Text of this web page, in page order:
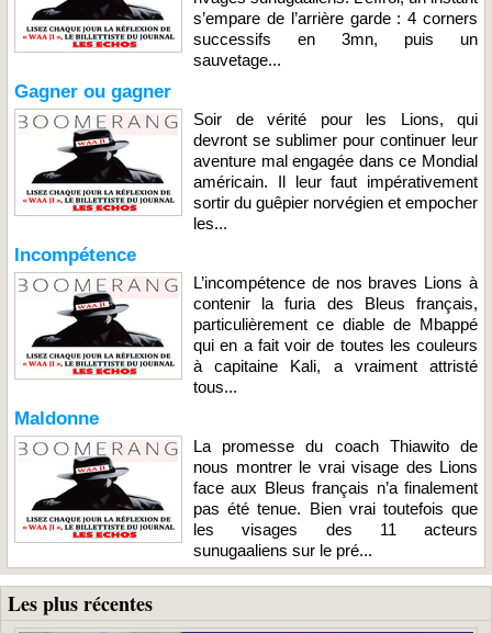
s’empare de l’arrière garde : 4 corners
successifs en 3mn, puis un
sauvetage...
Gagner ou gagner
Soir de vérité pour les Lions, qui
devront se sublimer pour continuer leur
aventure mal engagée dans ce Mondial
américain. Il leur faut impérativement
sortir du guêpier norvégien et empocher
les...
Incompétence
L’incompétence de nos braves Lions à
contenir la furia des Bleus français,
particulièrement ce diable de Mbappé
qui en a fait voir de toutes les couleurs
à capitaine Kali, a vraiment attristé
tous...
Maldonne
La promesse du coach Thiawito de
nous montrer le vrai visage des Lions
face aux Bleus français n’a finalement
pas été tenue. Bien vrai toutefois que
les visages des 11 acteurs
sunugaaliens sur le pré...
Les plus récentes